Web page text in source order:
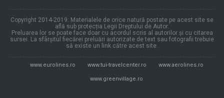
Copyright 2014-2019: Materialele de orice natură postate pe acest site se
află sub protecția Legii Dreptului de Autor.
Preluarea lor se poate face doar cu acordul scris al autorilor și cu citarea
sursei. La sfârșitul fiecărei preluări autorizate de text sau fotografii trebuie
să existe un link către acest site.
www.eurolines.ro www.tui-travelcenter.ro www.aerolines.ro
www.greenvillage.ro